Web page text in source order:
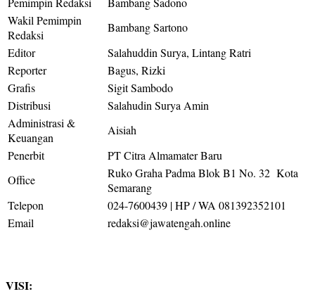
Wakil Pemimpin
Redaksi
Bambang Sartono
Editor
Salahuddin Surya, Lintang Ratri
Reporter
Bagus, Rizki
Grafis
Sigit Sambodo
Distribusi
Salahudin Surya Amin
Administrasi &
Keuangan
Aisiah
Penerbit
PT Citra Almamater Baru
Office
Ruko Graha Padma Blok B1 No. 32 Kota
Semarang
Telepon
024-7600439 | HP / WA 081392352101
Email
redaksi@jawatengah.online
VISI: